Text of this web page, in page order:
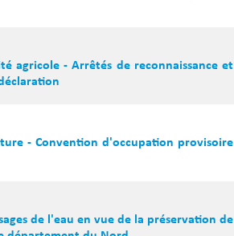
agricole - Arrêtés de reconnaissance et
- Convention d'occupation provisoire
de l'eau en vue de la préservation de